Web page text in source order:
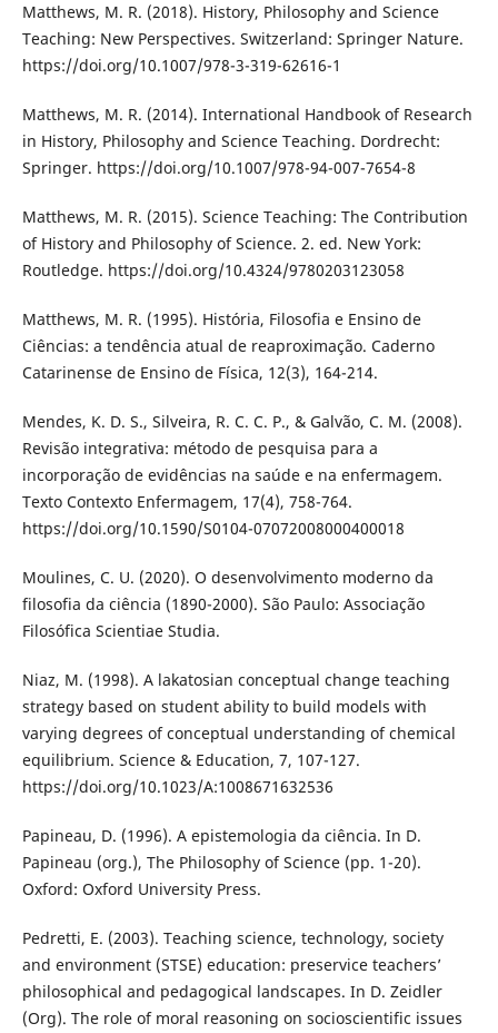
Matthews, M. R. (2018). History, Philosophy and Science
Teaching: New Perspectives. Switzerland: Springer Nature.
https://doi.org/10.1007/978-3-319-62616-1
Matthews, M. R. (2014). International Handbook of Research
in History, Philosophy and Science Teaching. Dordrecht:
Springer. https://doi.org/10.1007/978-94-007-7654-8
Matthews, M. R. (2015). Science Teaching: The Contribution
of History and Philosophy of Science. 2. ed. New York:
Routledge. https://doi.org/10.4324/9780203123058
Matthews, M. R. (1995). História, Filosofia e Ensino de
Ciências: a tendência atual de reaproximação. Caderno
Catarinense de Ensino de Física, 12(3), 164-214.
Mendes, K. D. S., Silveira, R. C. C. P., & Galvão, C. M. (2008).
Revisão integrativa: método de pesquisa para a
incorporação de evidências na saúde e na enfermagem.
Texto Contexto Enfermagem, 17(4), 758-764.
https://doi.org/10.1590/S0104-07072008000400018
Moulines, C. U. (2020). O desenvolvimento moderno da
filosofia da ciência (1890-2000). São Paulo: Associação
Filosófica Scientiae Studia.
Niaz, M. (1998). A lakatosian conceptual change teaching
strategy based on student ability to build models with
varying degrees of conceptual understanding of chemical
equilibrium. Science & Education, 7, 107-127.
https://doi.org/10.1023/A:1008671632536
Papineau, D. (1996). A epistemologia da ciência. In D.
Papineau (org.), The Philosophy of Science (pp. 1-20).
Oxford: Oxford University Press.
Pedretti, E. (2003). Teaching science, technology, society
and environment (STSE) education: preservice teachers’
philosophical and pedagogical landscapes. In D. Zeidler
(Org). The role of moral reasoning on socioscientific issues